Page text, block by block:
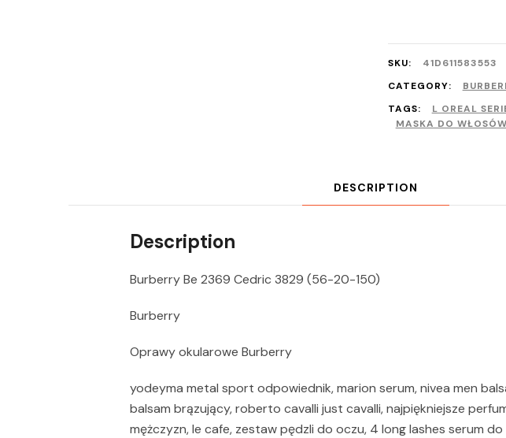
SKU:
41D611583553
CATEGORY:
TAGS:
L OREAL
MASKA DO
DESCRIPTION
Description
Burberry Be 2369 Cedric 3829 (56-20-150)
Burberry
Oprawy okularowe Burberry
yodeyma metal sport odpowiednik, marion serum, nivea men
balsam brązujący, roberto cavalli just cavalli, najpiękniejsze
mężczyzn, le cafe, zestaw pędzli do oczu, 4 long lashes serum do